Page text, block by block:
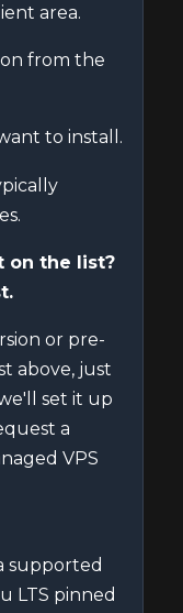
area.
from the
to install.
on the list?
or pre-
above, just
set it up
a
VPS
supported
LTS pinned